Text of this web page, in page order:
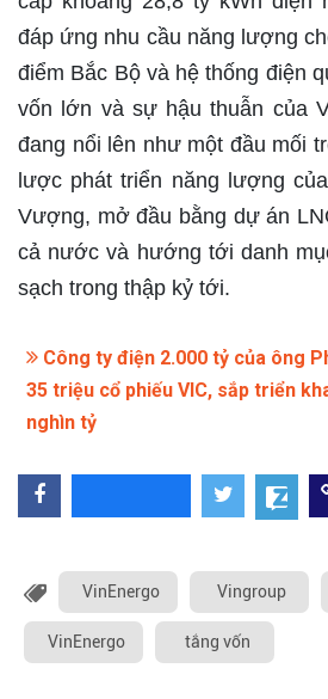
đáp ứng nhu cầu năng lượng
điểm Bắc Bộ và hệ thống điện
vốn lớn và sự hậu thuẫn của
đang nổi lên như một đầu mối
lược phát triển năng lượng
Vượng, mở đầu bằng dự án
cả nước và hướng tới danh
sạch trong thập kỷ tới.
Công ty điện 2.000 tỷ của ông
35 triệu cổ phiếu VIC, sắp triển
nghìn tỷ
VinEnergo Vingroup
VinEnergo tắng vốn